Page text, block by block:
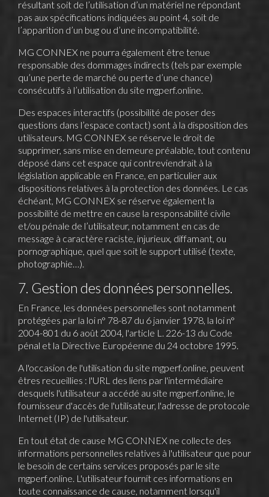
résultant soit de l’utilisation d’un matériel ne répondant
pas aux spécifications indiquées au point 4, soit de
l’apparition d’un bug ou d’une incompatibilité.
MG CONNEX ne pourra également être tenue
responsable des dommages indirects (tels par exemple
qu’une perte de marché ou perte d’une chance)
consécutifs à l’utilisation du site mgperf.online.
Des espaces interactifs (possibilité de poser des
questions dans l’espace contact) sont à la disposition des
utilisateurs. MG CONNEX se réserve le droit de
supprimer, sans mise en demeure préalable, tout contenu
déposé dans cet espace qui contreviendrait à la
législation applicable en France, en particulier aux
dispositions relatives à la protection des données. Le cas
échéant, MG CONNEX se réserve également la
possibilité de mettre en cause la responsabilité civile
et/ou pénale de l’utilisateur, notamment en cas de
message à caractère raciste, injurieux, diffamant, ou
pornographique, quel que soit le support utilisé (texte,
photographie…).
7. Gestion des données personnelles.
En France, les données personnelles sont notamment
protégées par la loi n° 78-87 du 6 janvier 1978, la loi n°
2004-801 du 6 août 2004, l'article L. 226-13 du Code
pénal et la Directive Européenne du 24 octobre 1995.
A l'occasion de l'utilisation du site mgperf.online, peuvent
êtres recueillies : l'URL des liens par l'intermédiaire
desquels l'utilisateur a accédé au site mgperf.online, le
fournisseur d'accès de l'utilisateur, l'adresse de protocole
Internet (IP) de l'utilisateur.
En tout état de cause MG CONNEX ne collecte des
informations personnelles relatives à l'utilisateur que pour
le besoin de certains services proposés par le site
mgperf.online. L'utilisateur fournit ces informations en
toute connaissance de cause, notamment lorsqu'il